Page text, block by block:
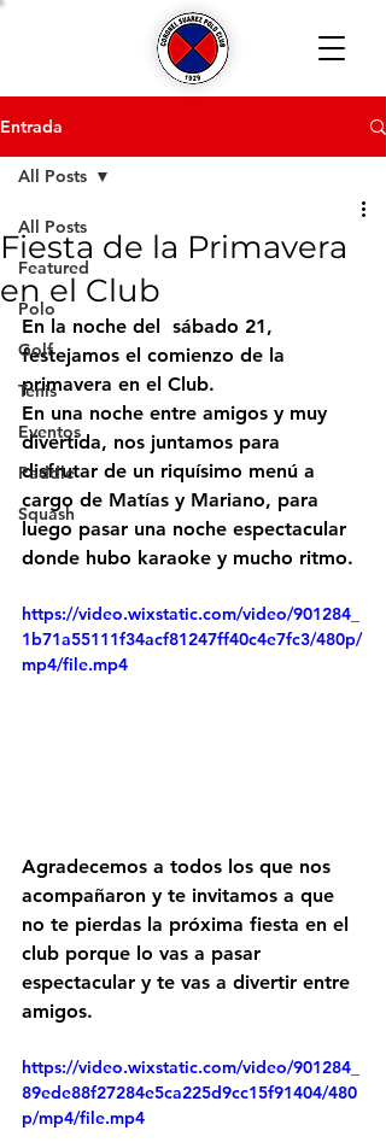
Entrada
All Posts
Featured
Polo
Golf
Tenis
Eventos
Paddle
Squash
All Posts
Fiesta de la Primavera
en el Club
En la noche del  sábado 21,
festejamos el comienzo de la
primavera en el Club.
En una noche entre amigos y muy
divertida, nos juntamos para
disfrutar de un riquísimo menú a
cargo de Matías y Mariano, para
luego pasar una noche espectacular
donde hubo karaoke y mucho ritmo.
https://video.wixstatic.com/video/901284_
1b71a55111f34acf81247ff40c4e7fc3/480p/
mp4/file.mp4
Agradecemos a todos los que nos
acompañaron y te invitamos a que
no te pierdas la próxima fiesta en el
club porque lo vas a pasar
espectacular y te vas a divertir entre
amigos.
https://video.wixstatic.com/video/901284_
89ede88f27284e5ca225d9cc15f91404/480
p/mp4/file.mp4